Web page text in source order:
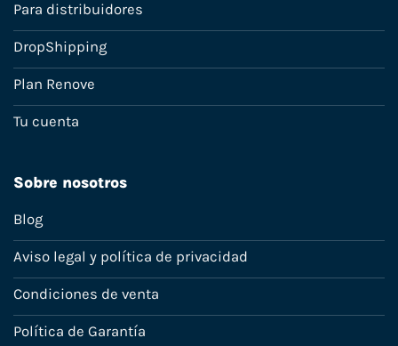
Para distribuidores
DropShipping
Plan Renove
Tu cuenta
Sobre nosotros
Blog
Aviso legal y política de privacidad
Condiciones de venta
Política de Garantía